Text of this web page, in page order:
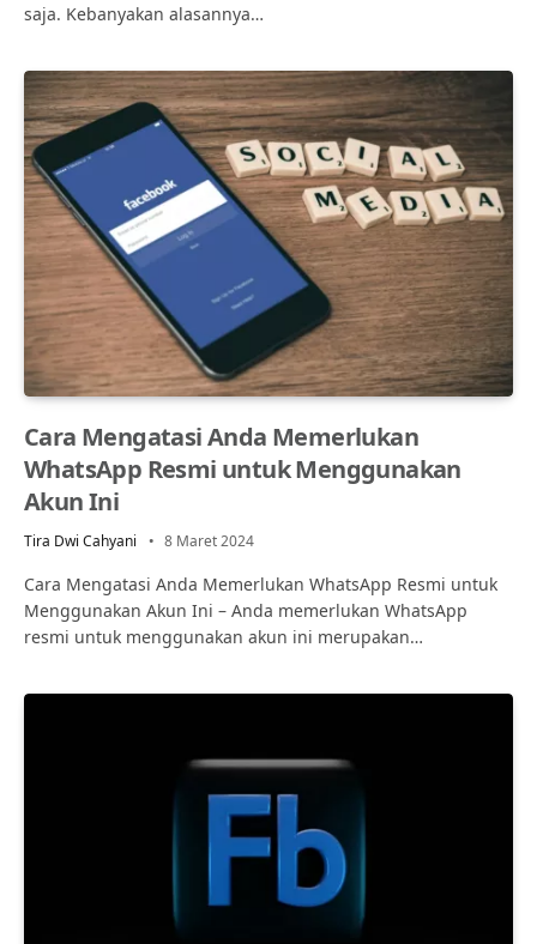
saja. Kebanyakan alasannya…
Cara Mengatasi Anda Memerlukan
WhatsApp Resmi untuk Menggunakan
Akun Ini
Tira Dwi Cahyani 8 Maret 2024
Cara Mengatasi Anda Memerlukan WhatsApp Resmi untuk
Menggunakan Akun Ini – Anda memerlukan WhatsApp
resmi untuk menggunakan akun ini merupakan…